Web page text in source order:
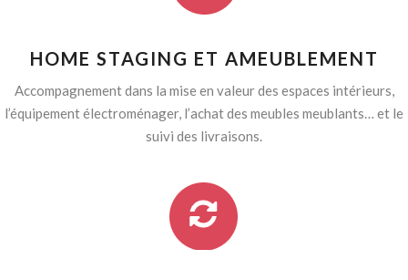
HOME STAGING ET AMEUBLEMENT
Accompagnement dans la mise en valeur des espaces intérieurs,
l’équipement électroménager, l’achat des meubles meublants… et le
suivi des livraisons.